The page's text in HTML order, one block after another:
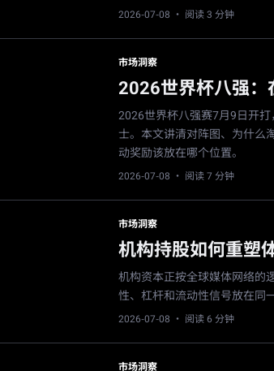
2026-07-08 · 阅读 3 分钟
市场洞察
2026世界杯八强
2026世界杯八强赛7月9日开
士。本文讲清对阵图、为什么
动奖励该放在哪个位置。
2026-07-08 · 阅读 7 分钟
市场洞察
机构持股如何重塑
机构资本正按全球媒体网络的
性、杠杆和流动性信号放在同
2026-07-08 · 阅读 6 分钟
市场洞察